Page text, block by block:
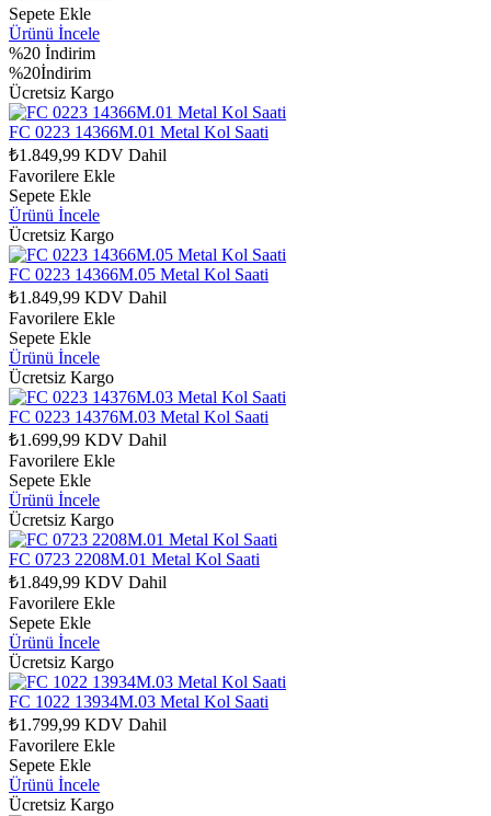
Sepete Ekle
Ürünü İncele
%20 İndirim
%20İndirim
Ücretsiz Kargo
FC 0223 14366M.01 Metal Kol Saati
₺1.849,99 KDV Dahil
Favorilere Ekle
Sepete Ekle
Ürünü İncele
Ücretsiz Kargo
FC 0223 14366M.05 Metal Kol Saati
₺1.849,99 KDV Dahil
Favorilere Ekle
Sepete Ekle
Ürünü İncele
Ücretsiz Kargo
FC 0223 14376M.03 Metal Kol Saati
₺1.699,99 KDV Dahil
Favorilere Ekle
Sepete Ekle
Ürünü İncele
Ücretsiz Kargo
FC 0723 2208M.01 Metal Kol Saati
₺1.849,99 KDV Dahil
Favorilere Ekle
Sepete Ekle
Ürünü İncele
Ücretsiz Kargo
FC 1022 13934M.03 Metal Kol Saati
₺1.799,99 KDV Dahil
Favorilere Ekle
Sepete Ekle
Ürünü İncele
Ücretsiz Kargo